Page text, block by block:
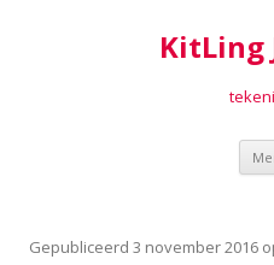
KitLing
Gepubliceerd 3 november 2016